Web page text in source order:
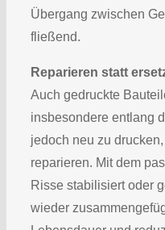
Übergang zwischen
fließend.
Reparieren statt
Auch gedruckte
insbesondere entlang
jedoch neu zu
reparieren. Mit dem
Risse stabilisiert oder
wieder